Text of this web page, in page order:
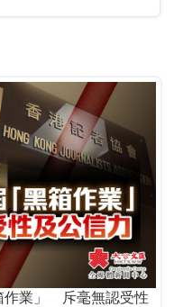
作業」 斥毫無認受性